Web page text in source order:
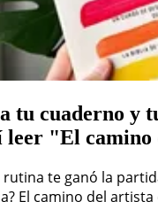
tu cuaderno y
leer "El
rutina te ganó la
El camino del